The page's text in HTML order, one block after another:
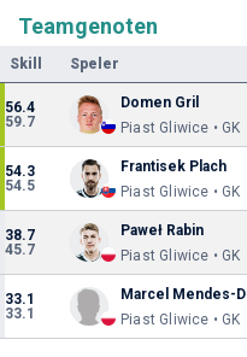
Teamgenoten
Skill Speler
56.4
59.7
Domen Gril
Piast Gliwice • GK
54.3
54.5
Frantisek Plach
Piast Gliwice • GK
38.7
45.7
Paweł Rabin
Piast Gliwice • GK
33.1
33.1
Marcel Mendes-
Piast Gliwice • GK